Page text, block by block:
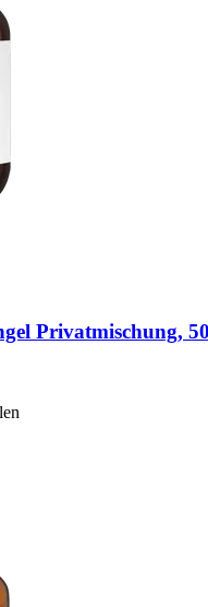
Privatmischung,